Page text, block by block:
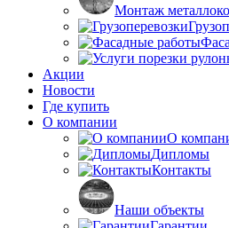
Монтаж
Акции
Новости
Где купить
О компании
О
Дипломы
Контакты
Наши объекты